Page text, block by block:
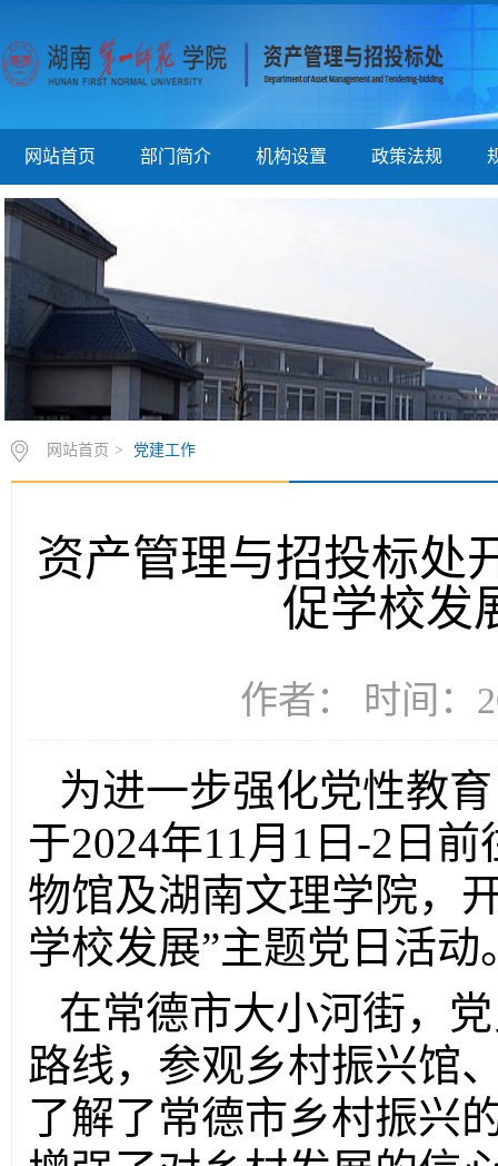
网站首页 部门简介 机构设置 政策法规
网站首页 > 党建工作
资产管理与招投标处
促学校发
作者： 时间：
为进一步强化党性教
于2024年11月 1日 -2日 前
物馆及湖南文理学院，
学校发展”主题党日活动
在常德市大小河街，
路线，参观乡村振兴馆
了解了常德市乡村振兴